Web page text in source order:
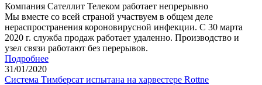
Компания Сателлит Телеком работает непрерывно
Мы вместе со всей страной участвуем в общем деле
нераспространения короновирусной инфекции. С 30 марта
2020 г. служба продаж работает удаленно. Производство и
узел связи работают без перерывов.
Подробнее
31/01/2020
Система Тимберсат испытана на харвестере Rottne